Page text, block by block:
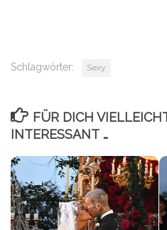
Schlagwörter: Sexy
FÜR DICH
INTERESSANT …